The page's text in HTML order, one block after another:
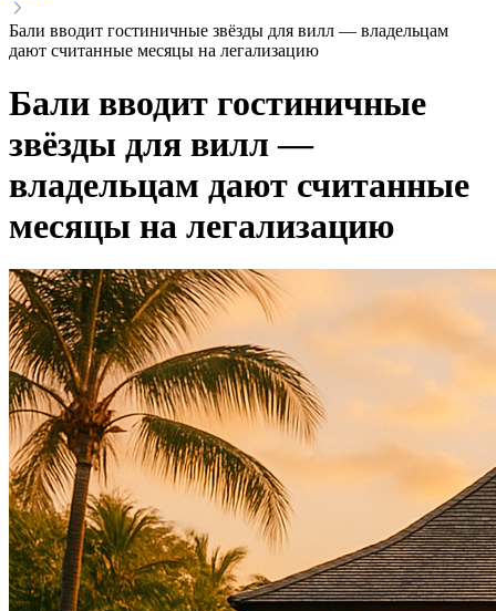
Бали вводит гостиничные звёзды для вилл — владельцам
дают считанные месяцы на легализацию
Бали вводит гостиничные
звёзды для вилл —
владельцам дают считанные
месяцы на легализацию